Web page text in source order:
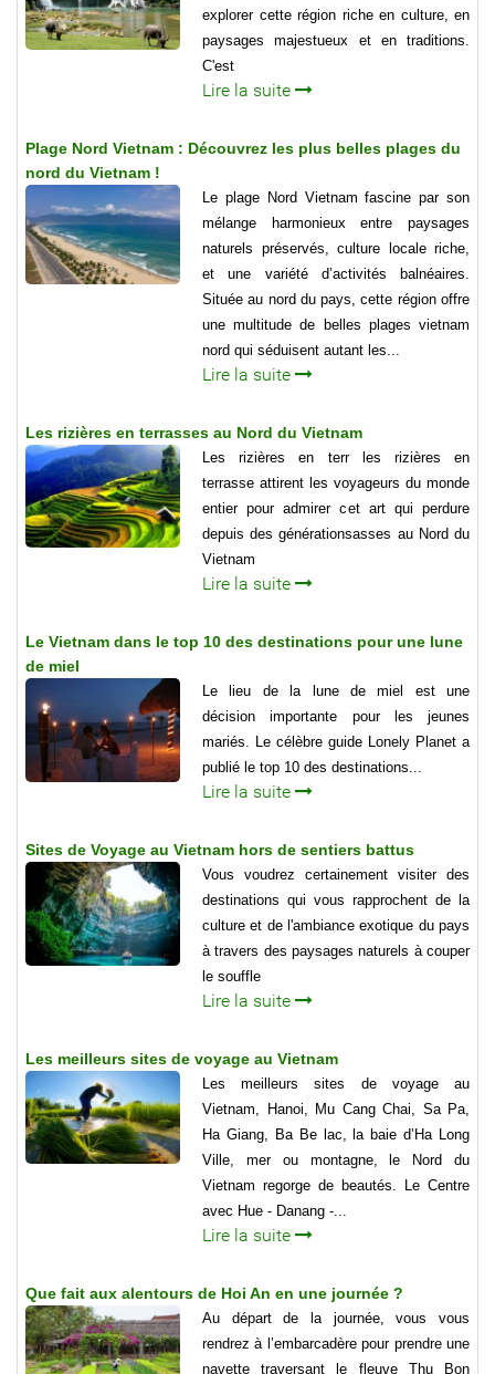
explorer cette région riche en culture, en
paysages majestueux et en traditions.
C'est
Lire la suite
Plage Nord Vietnam : Découvrez les plus belles plages du
nord du Vietnam !
Le plage Nord Vietnam fascine par son
mélange harmonieux entre paysages
naturels préservés, culture locale riche,
et une variété d’activités balnéaires.
Située au nord du pays, cette région offre
une multitude de belles plages vietnam
nord qui séduisent autant les...
Lire la suite
Les rizières en terrasses au Nord du Vietnam
Les rizières en terr les rizières en
terrasse attirent les voyageurs du monde
entier pour admirer cet art qui perdure
depuis des générationsasses au Nord du
Vietnam
Lire la suite
Le Vietnam dans le top 10 des destinations pour une lune
de miel
Le lieu de la lune de miel est une
décision importante pour les jeunes
mariés. Le célèbre guide Lonely Planet a
publié le top 10 des destinations...
Lire la suite
Sites de Voyage au Vietnam hors de sentiers battus
Vous voudrez certainement visiter des
destinations qui vous rapprochent de la
culture et de l'ambiance exotique du pays
à travers des paysages naturels à couper
le souffle
Lire la suite
Les meilleurs sites de voyage au Vietnam
Les meilleurs sites de voyage au
Vietnam, Hanoi, Mu Cang Chai, Sa Pa,
Ha Giang, Ba Be lac, la baie d’Ha Long
Ville, mer ou montagne, le Nord du
Vietnam regorge de beautés. Le Centre
avec Hue - Danang -...
Lire la suite
Que fait aux alentours de Hoi An en une journée ?
Au départ de la journée, vous vous
rendrez à l’embarcadère pour prendre une
navette traversant le fleuve Thu Bon